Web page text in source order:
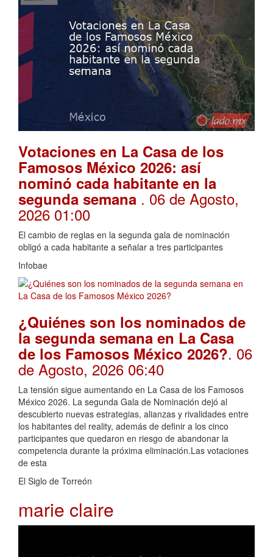
Votaciones en La Casa de los
Famosos México 2026: así
nominó cada habitante en la
segunda semana . 06 de Agosto,
2026 01:00
El cambio de reglas en la segunda gala de nominación
obligó a cada habitante a señalar a tres participantes
Infobae
¿Quiénes son los nominados de
la segunda semana en La Casa
de los Famosos México 2026?. 06
de Agosto, 2026 06:40
La tensión sigue aumentando en La Casa de los Famosos
México 2026. La segunda Gala de Nominación dejó al
descubierto nuevas estrategias, alianzas y rivalidades entre
los habitantes del reality, además de definir a los cinco
participantes que quedaron en riesgo de abandonar la
competencia durante la próxima eliminación.Las votaciones
de esta
El Siglo de Torreón
marie claire